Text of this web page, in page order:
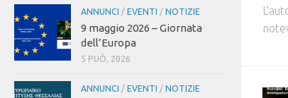
ANNUNCI / EVENTI / NOTIZIE
9 maggio 2026 – Giornata
dell’Europa
5 PUÒ, 2026
ANNUNCI / EVENTI / NOTIZIE